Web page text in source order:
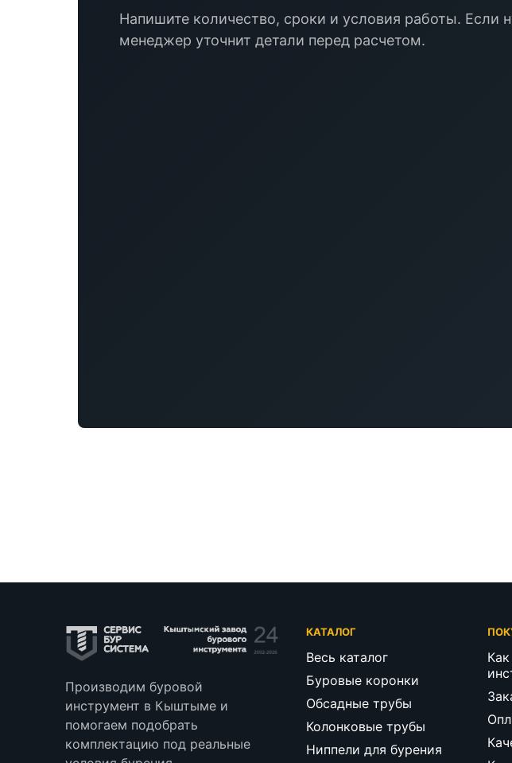
Напишите количество, сроки и условия работы. Если
менеджер уточнит детали перед расчетом.
Производим буровой
инструмент в Кыштыме и
помогаем подобрать
комплектацию под реальные
КАТАЛОГ
Весь каталог
Буровые коронки
Обсадные трубы
Колонковые трубы
Ниппели для бурения